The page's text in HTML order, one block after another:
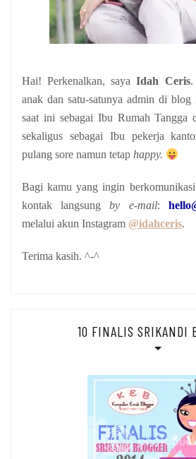
Hai! Perkenalkan, sayaIdah Ceris.
anak dan satu-satunya admin di blog
saat ini sebagai Ibu Rumah Tangga
sekaligus sebagai Ibu pekerja
pulang sore namun tetap happy.
Bagi kamu yang ingin
kontak langsungby e-mail:
melalui akun Instagram @idahceris.
Terima kasih. ^-^
10 FINALIS SRIKANDI